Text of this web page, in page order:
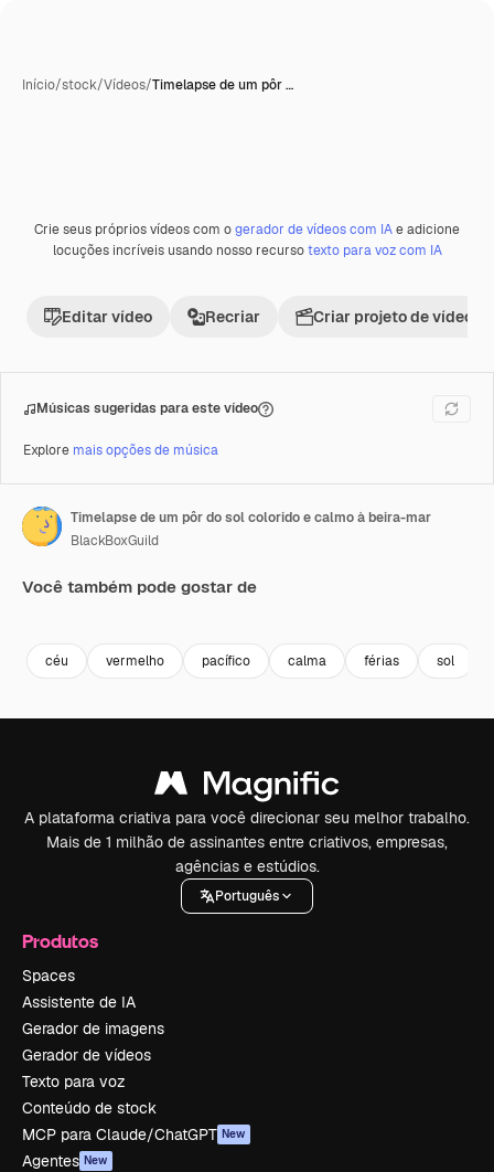
Início/stock/Vídeos/Timelapse de um pôr …
Premium
Crie seus próprios vídeos com ogerador de vídeos com IAe adicione
locuções incríveis usando nosso recursotexto para voz com IA
Editar vídeo Recriar Criar projeto de vídeo
Músicas sugeridas para este vídeo
Explore mais opções de música
Timelapse de um pôr do sol colorido e calmo à beira-mar
BlackBoxGuild
Você também pode gostar de
céu vermelho pacífico calma férias sol
A plataforma criativa para você direcionar seu melhor trabalho.
Mais de 1 milhão de assinantes entre criativos, empresas,
agências e estúdios.
Português
Produtos
Spaces
Assistente de IA
Gerador de imagens
Gerador de vídeos
Texto para voz
Conteúdo de stock
MCP para Claude/ChatGPT New
Agentes New